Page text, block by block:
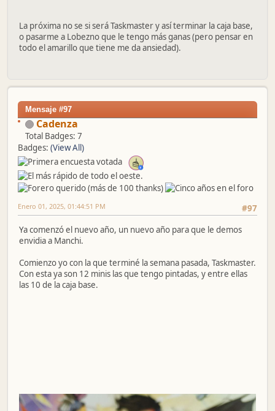
La próxima no se si será Taskmaster y así terminar la caja base,
o pasarme a Lobezno que le tengo más ganas (pero pensar en
todo el amarillo que tiene me da ansiedad).
Mensaje #97
Cadenza
Total Badges: 7
Badges: (View All)
#97
Enero 01, 2025, 01:44:51 PM
Ya comenzó el nuevo año, un nuevo año para que le demos
envidia a Manchi.
Comienzo yo con la que terminé la semana pasada, Taskmaster.
Con esta ya son 12 minis las que tengo pintadas, y entre ellas
las 10 de la caja base.